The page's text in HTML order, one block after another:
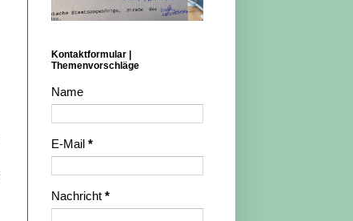
Kontaktformular |
Themenvorschläge
Name
E-Mail *
Nachricht *